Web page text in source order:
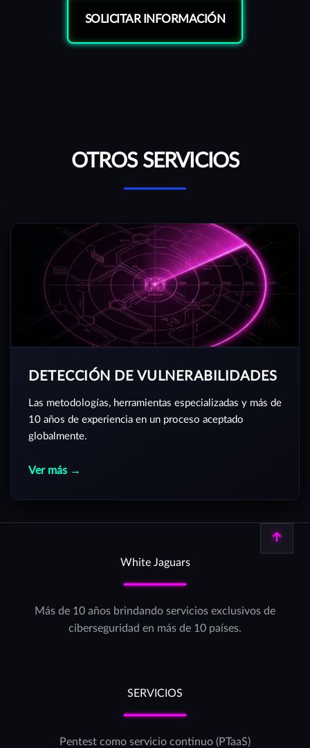
SOLICITAR INFORMACIÓN
OTROS SERVICIOS
DETECCIÓN DE VULNERABILIDADES
Las metodologías, herramientas especializadas y más de
10 años de experiencia en un proceso aceptado
globalmente.
Ver más →
White Jaguars
Más de 10 años brindando servicios exclusivos de
ciberseguridad en más de 10 países.
SERVICIOS
Pentest como servicio continuo (PTaaS)